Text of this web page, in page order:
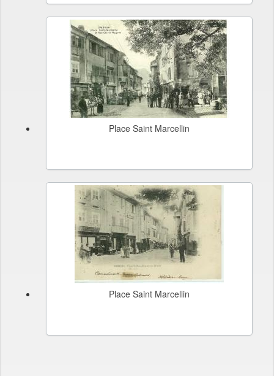
Place Saint Marcellin
Place Saint Marcellin